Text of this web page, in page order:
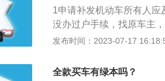
主到取证窗口打印机动车
项：根据《机动车登记规
记证书不可以找人补领，
凭公证机关公证过的相关
1申请补发机动车所有人
没办过户手续，找原车主
前往车管所补办车主本人
审查提交的证明、凭证、
发布时间：2023-07-17
全款买车有绿本吗？